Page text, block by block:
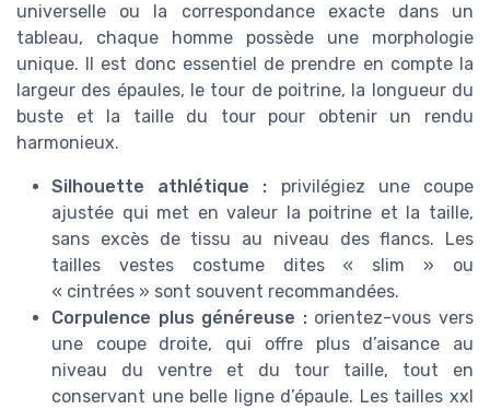
universelle ou la correspondance exacte dans un
tableau, chaque homme possède une morphologie
unique. Il est donc essentiel de prendre en compte la
largeur des épaules, le tour de poitrine, la longueur du
buste et la taille du tour pour obtenir un rendu
harmonieux.
Silhouette athlétique : privilégiez une coupe
ajustée qui met en valeur la poitrine et la taille,
sans excès de tissu au niveau des flancs. Les
tailles vestes costume dites « slim » ou
« cintrées » sont souvent recommandées.
Corpulence plus généreuse :orientez-vous vers
une coupe droite, qui offre plus d’aisance au
niveau du ventre et du tour taille, tout en
conservant une belle ligne d’épaule. Les tailles xxl